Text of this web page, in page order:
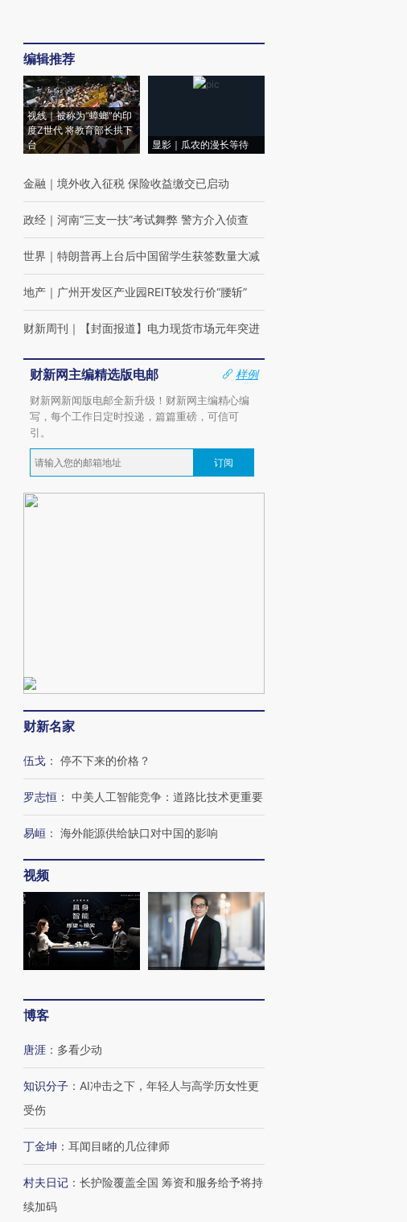
编辑推荐
视线｜被称为“蟑螂”的印
度Z世代 将教育部长拱下
台
显影｜瓜农的漫长等待
金融 ｜ 境外收入征税 保险收益缴交已启动
政经 ｜ 河南“三支一扶”考试舞弊 警方介入侦查
世界 ｜ 特朗普再上台后中国留学生获签数量大减
地产 ｜ 广州开发区产业园REIT较发行价“腰斩”
财新周刊 ｜ 【封面报道】电力现货市场元年突进
财新网主编精选版电邮
样例
财新网新闻版电邮全新升级！财新网主编精心编
写，每个工作日定时投递，篇篇重磅，可信可
引。
订阅
财新名家
伍戈 ： 停不下来的价格？
罗志恒 ： 中美人工智能竞争：道路比技术更重要
易峘 ： 海外能源供给缺口对中国的影响
视频
博客
唐涯 ： 多看少动
知识分子 ： AI冲击之下，年轻人与高学历女性更
受伤
丁金坤 ： 耳闻目睹的几位律师
村夫日记 ： 长护险覆盖全国 筹资和服务给予将持
续加码